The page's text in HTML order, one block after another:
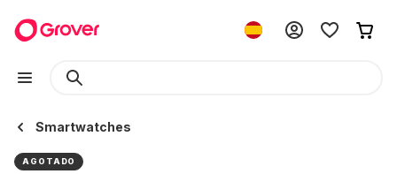
Smartwatches
AGOTADO